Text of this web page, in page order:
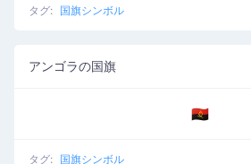
タグ: 国旗シンボル
アンゴラの国旗
🇦🇴
タグ: 国旗シンボル